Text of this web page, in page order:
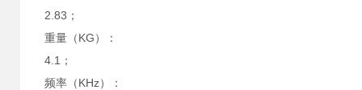
2.83；
重量（KG）：
4.1；
频率（KHz）：